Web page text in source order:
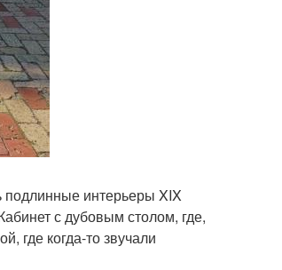
подлинные интерьеры XIX
с дубовым столом, где,
где когда-то звучали